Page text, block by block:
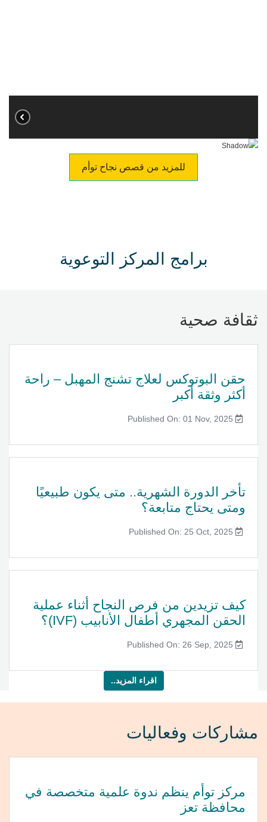
للمزيد من قصص نجاح توأم
برامج المركز التوعوية
ثقافة صحية
حقن البوتوكس لعلاج تشنج المهبل – راحة
أكثر وثقة أكبر
تأخر الدورة الشهرية.. متى يكون طبيعيًا
ومتى يحتاج متابعة؟
كيف تزيدين من فرص النجاح أثناء عملية
الحقن المجهري أطفال الأنابيب (IVF)؟
اقراء المزيد..
مشاركات وفعاليات
مركز توأم ينظم ندوة علمية متخصصة في
محافظة تعز